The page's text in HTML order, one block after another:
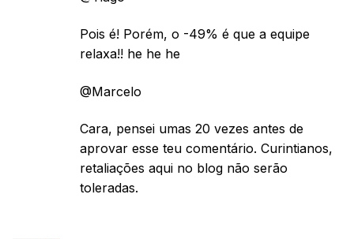
Pois é! Porém, o -49% é que a equipe
relaxa!! he he he
@Marcelo
Cara, pensei umas 20 vezes antes de
aprovar esse teu comentário. Curintianos,
retaliações aqui no blog não serão
toleradas.